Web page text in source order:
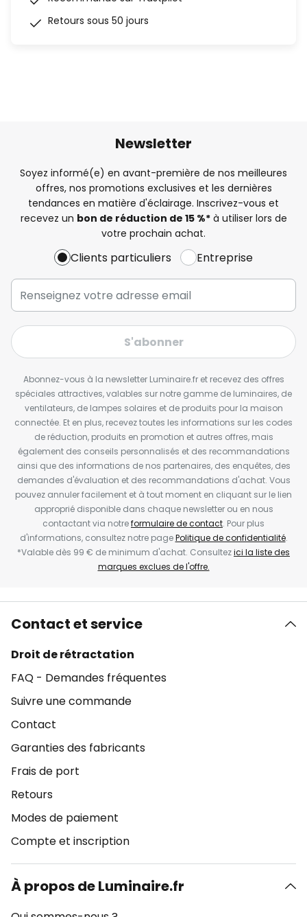
Retours sous 50 jours
Newsletter
Soyez informé(e) en avant-première de nos meilleures
offres, nos promotions exclusives et les dernières
tendances en matière d'éclairage. Inscrivez-vous et
recevez un bon de réduction de 15 %*à utiliser lors de
votre prochain achat.
Clients particuliers Entreprise
S'abonner
Abonnez-vous à la newsletter Luminaire.fr et recevez des offres
spéciales attractives, valables sur notre gamme de luminaires, de
ventilateurs, de lampes solaires et de produits pour la maison
connectée. Et en plus, recevez toutes les informations sur les codes
de réduction, produits en promotion et autres offres, mais
également des conseils personnalisés et des recommandations
ainsi que des informations de nos partenaires, des enquêtes, des
demandes d'évaluation et des recommandations d'achat. Vous
pouvez annuler facilement et à tout moment en cliquant sur le lien
approprié disponible dans chaque newsletter ou en nous
contactant via notreformulaire de contact. Pour plus
d'informations, consultez notre pagePolitique de confidentialité.
*Valable dès 99 € de minimum d'achat. Consultezici la liste des
marques exclues de l'offre.
Contact et service
Droit de rétractation
FAQ - Demandes fréquentes
Suivre une commande
Contact
Garanties des fabricants
Frais de port
Retours
Modes de paiement
Compte et inscription
À propos de Luminaire.fr